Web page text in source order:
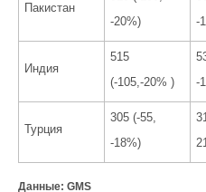
Пакистан
-20%)
-
Индия
515
(-105,-20% )
-
Турция
305 (-55,
-18%)
Данные: GMS